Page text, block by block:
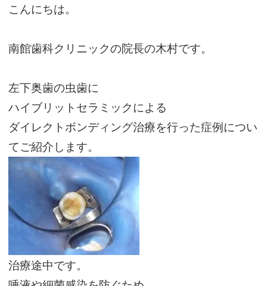
こんにちは。
南館歯科クリニックの院長の木村です。
左下奥歯の虫歯に
ハイブリットセラミックによる
ダイレクトボンディング治療を行った症例につい
てご紹介します。
治療途中です。